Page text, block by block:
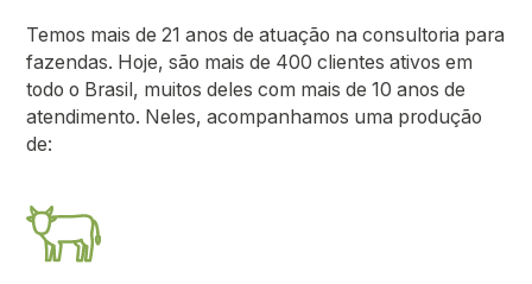
Temos mais de 21 anos de atuação na consultoria para
fazendas. Hoje, são mais de 400 clientes ativos em
todo o Brasil, muitos deles com mais de 10 anos de
atendimento. Neles, acompanhamos uma produção
de: